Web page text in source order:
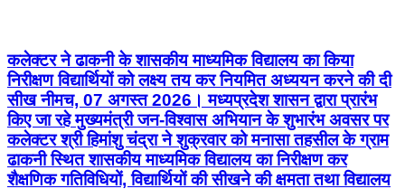
कलेक्टर ने ढाकनी के शासकीय माध्यमिक विद्यालय का किया
निरीक्षण विद्यार्थियों को लक्ष्य तय कर नियमित अध्ययन करने की दी
सीख नीमच, 07 अगस्त 2026। मध्यप्रदेश शासन द्वारा प्रारंभ
किए जा रहे मुख्यमंत्री जन-विश्वास अभियान के शुभारंभ अवसर पर
कलेक्टर श्री हिमांशु चंद्रा ने शुक्रवार को मनासा तहसील के ग्राम
ढाकनी स्थित शासकीय माध्यमिक विद्यालय का निरीक्षण कर
शैक्षणिक गतिविधियों, विद्यार्थियों की सीखने की क्षमता तथा विद्यालय